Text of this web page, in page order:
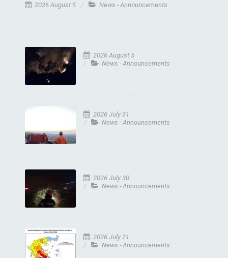
2026 August 5 News - Announcements
2026 August 5
News - Announcements
2026 July 31
News - Announcements
2026 July 30
News - Announcements
2026 July 21
News - Announcements